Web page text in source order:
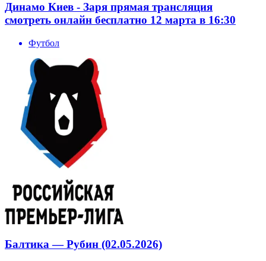
Динамо Киев - Заря прямая трансляция
смотреть онлайн бесплатно 12 марта в 16:30
Футбол
Балтика — Рубин (02.05.2026)